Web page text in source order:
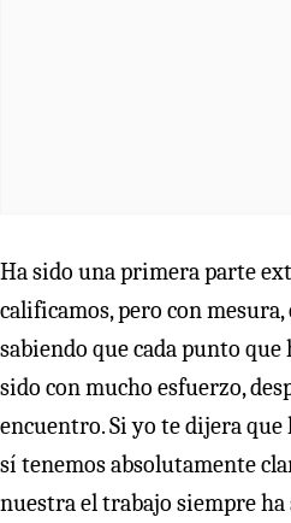
Ha sido una primera parte
calificamos, pero con
sabiendo que cada punto que
sido con mucho esfuerzo,
encuentro. Si yo te dijera que
sí tenemos absolutamente
nuestra el trabajo siempre